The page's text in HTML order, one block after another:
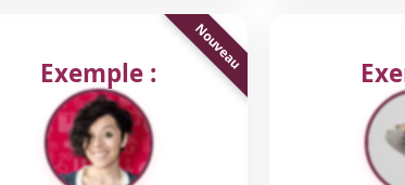
Exemple :